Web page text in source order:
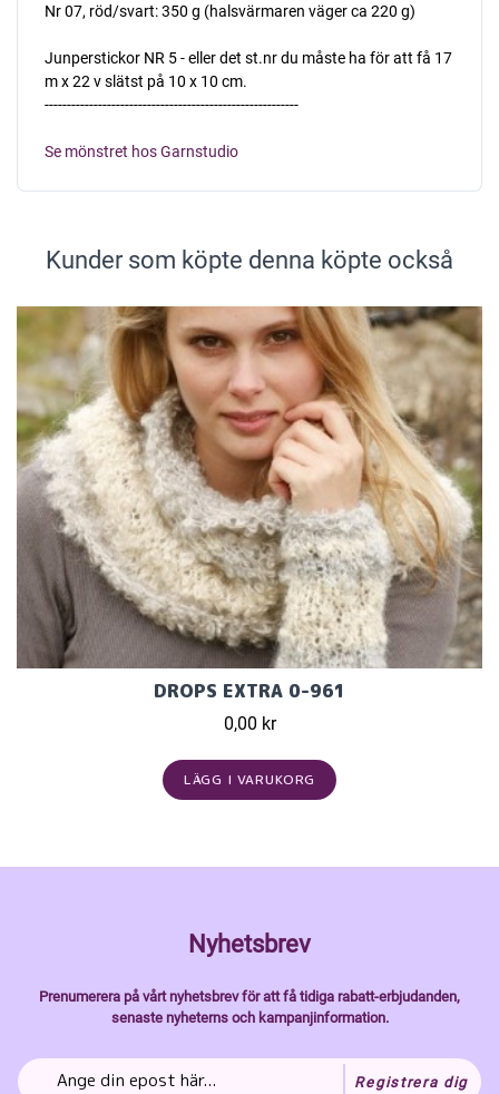
Nr 07, röd/svart: 350 g (halsvärmaren väger ca 220 g)
Junperstickor NR 5 - eller det st.nr du måste ha för att få 17
m x 22 v slätst på 10 x 10 cm.
---------------------------------------------------------
Se mönstret hos Garnstudio
Kunder som köpte denna köpte också
DROPS EXTRA 0-961
0,00 kr
LÄGG I VARUKORG
Nyhetsbrev
Prenumerera på vårt nyhetsbrev för att få tidiga rabatt-erbjudanden,
senaste nyheterns och kampanjinformation.
Registrera dig